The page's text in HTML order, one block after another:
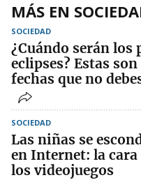
MÁS EN
SOCIEDAD
¿Cuándo serán los
eclipses? Estas
fechas que no
SOCIEDAD
Las niñas se
en Internet: la
los videojuegos